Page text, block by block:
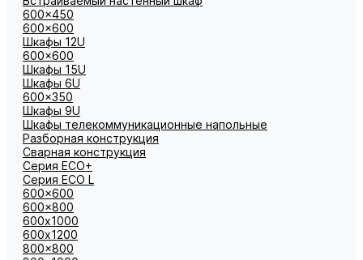
600x450
600x600
Шкафы 12U
600x600
Шкафы 15U
Шкафы 6U
600x350
Шкафы 9U
Шкафы телекоммуникационные напольные
Разборная конструкция
Сварная конструкция
Серия ECO+
Серия ECO L
600x600
600x800
600х1000
600х1200
800x800